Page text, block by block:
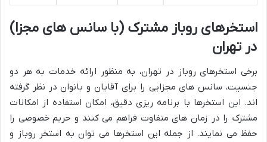
استخرهای روباز مشترک (با سانس های مجزا)
در تهران
برخی استخرهای روباز در تهران، به منظور ارائه خدمات به هر دو
جنسیت، سانس های مجزایی را برای آقایان و بانوان در نظر گرفته
اند. این استخرها با برنامه ریزی دقیق، امکان استفاده از امکانات
مشترک را در زمان های متفاوت فراهم می کنند و حریم خصوصی را
حفظ می نمایند. از جمله این استخرها می توان به استخر روباز و